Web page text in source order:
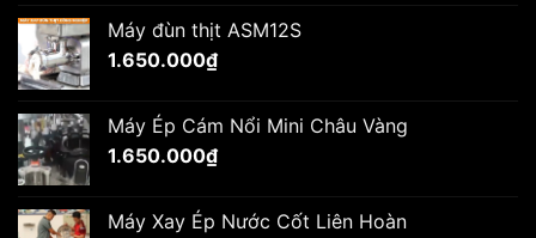
Máy đùn thịt ASM12S
1.650.000₫
Máy Ép Cám Nổi Mini Châu Vàng
1.650.000₫
Máy Xay Ép Nước Cốt Liên Hoàn